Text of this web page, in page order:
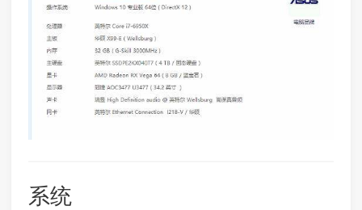
系统